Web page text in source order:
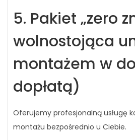
5. Pakiet „zero
wolnostojąca
montażem w
dopłatą)
Oferujemy profesjonalną usługę
montażu bezpośrednio u Ciebie.